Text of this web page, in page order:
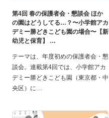
第4回 春の保護者会・懇談会 ほか
の園はどうしてる…？〜小学館アカ
デミー勝どきこども園の場合〜【新
幼児と保育】
テーマは、年度初めの保護者会・懇
談会。連載第4回では、小学館アカ
デミー勝どきこども園（東京都・中
央区）に